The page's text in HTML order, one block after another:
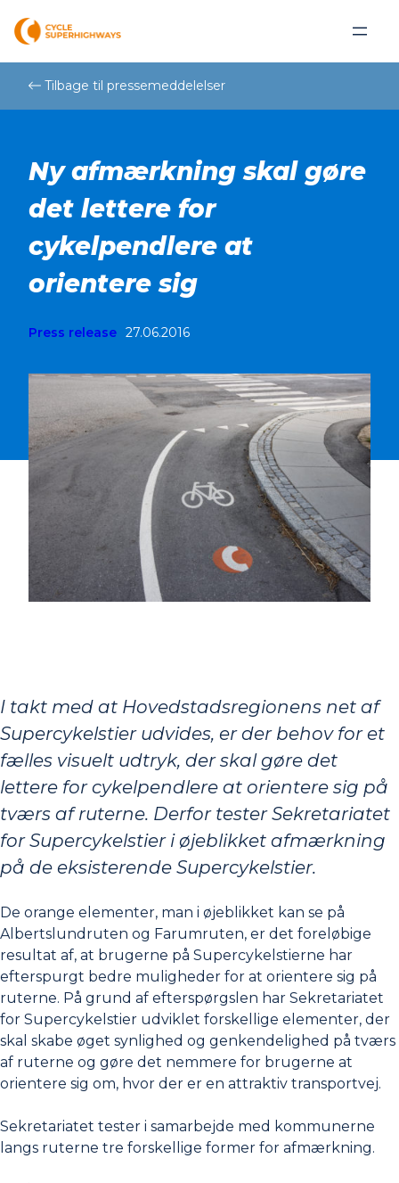
Tilbage til pressemeddelelser
Ny afmærkning skal gøre
det lettere for
cykelpendlere at
orientere sig
Press release 27.06.2016
I takt med at Hovedstadsregionens net af
Supercykelstier udvides, er der behov for et
fælles visuelt udtryk, der skal gøre det
lettere for cykelpendlere at orientere sig på
tværs af ruterne. Derfor tester Sekretariatet
for Supercykelstier i øjeblikket afmærkning
på de eksisterende Supercykelstier.
De orange elementer, man i øjeblikket kan se på
Albertslundruten og Farumruten, er det foreløbige
resultat af, at brugerne på Supercykelstierne har
efterspurgt bedre muligheder for at orientere sig på
ruterne. På grund af efterspørgslen har Sekretariatet
for Supercykelstier udviklet forskellige elementer, der
skal skabe øget synlighed og genkendelighed på tværs
af ruterne og gøre det nemmere for brugerne at
orientere sig om, hvor der er en attraktiv transportvej.
Sekretariatet tester i samarbejde med kommunerne
langs ruterne tre forskellige former for afmærkning.